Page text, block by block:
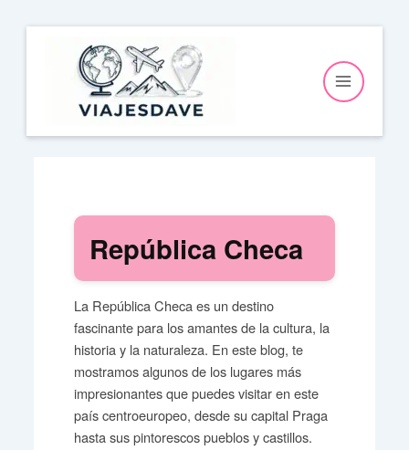
contenido
República Checa
La República Checa es un destino
fascinante para los amantes de la cultura, la
historia y la naturaleza. En este blog, te
mostramos algunos de los lugares más
impresionantes que puedes visitar en este
país centroeuropeo, desde su capital Praga
hasta sus pintorescos pueblos y castillos.